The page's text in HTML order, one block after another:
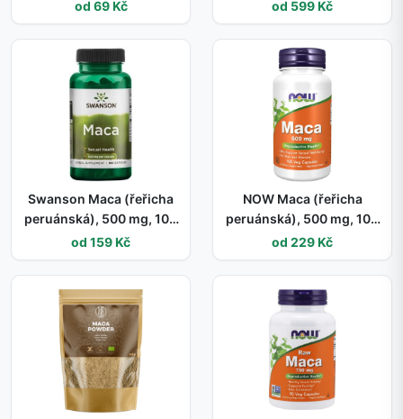
Maca, 68 g
od 69 Kč
od 599 Kč
Swanson Maca (řeřicha
peruánská), 500 mg, 100
kapslí
od 159 Kč
NOW Maca (řeřicha
peruánská), 500 mg, 100
rostlinných kapslí
od 229 Kč